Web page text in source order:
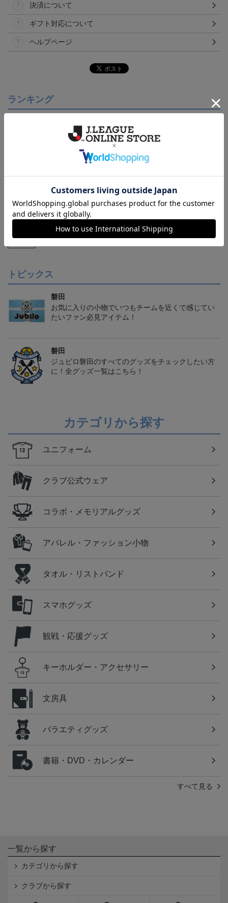
決済について
ギフト対応について
ヘルプページ
ランキング
【S～4XL】2026/27ユニ
フォーム オーセンティッ
クモデル:FP1st
21,450円～25,950円
ス タオルマフラー
2,500円
ジュビロ磐田 ピカチュ
ウ タオルマフラー
2,500円
トピックス
磐田
お気に入りの小物でいつもチームを近くで感じてい
たいファン必見アイテム！
磐田
ジュビロ磐田のすべてのグッズをチェックしたい方
に！全グッズ一覧はこちら！
カテゴリから探す
ユニフォーム
クラブ公式ウェア
コラボ・メモリアルグッズ
アパレル・ファッション小物
タオル・リストバンド
スマホグッズ
観戦・応援グッズ
キーホルダー・アクセサリー
文房具
バラエティグッズ
書籍・DVD・カレンダー
すべて見る
一覧から探す
カテゴリから探す
クラブから探す